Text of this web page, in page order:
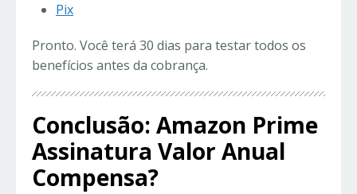
Pix
Pronto. Você terá 30 dias para testar todos os
benefícios antes da cobrança.
Conclusão: Amazon Prime
Assinatura Valor Anual
Compensa?